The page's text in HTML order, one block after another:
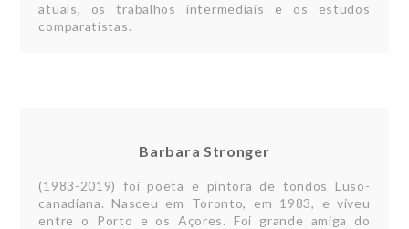
atuais, os trabalhos intermediais e os estudos
comparatistas.
Barbara Stronger
(1983-2019) foi poeta e pintora de tondos Luso-
canadiana. Nasceu em Toronto, em 1983, e viveu
entre o Porto e os Açores. Foi grande amiga do